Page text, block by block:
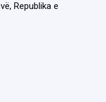
Republika e